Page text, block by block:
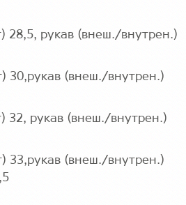
28,5, рукав (внеш./внутрен.)
30,рукав (внеш./внутрен.)
32, рукав (внеш./внутрен.)
33,рукав (внеш./внутрен.)